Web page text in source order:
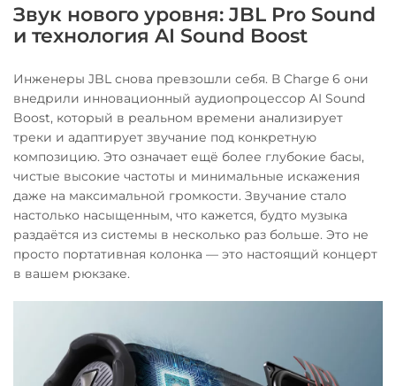
Звук нового уровня: JBL Pro Sound
и технология AI Sound Boost
Инженеры JBL снова превзошли себя. В Charge 6 они
внедрили инновационный аудиопроцессор AI Sound
Boost, который в реальном времени анализирует
треки и адаптирует звучание под конкретную
композицию. Это означает ещё более глубокие басы,
чистые высокие частоты и минимальные искажения
даже на максимальной громкости. Звучание стало
настолько насыщенным, что кажется, будто музыка
раздаётся из системы в несколько раз больше. Это не
просто портативная колонка — это настоящий концерт
в вашем рюкзаке.